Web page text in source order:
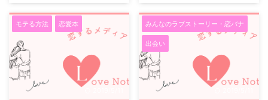
...
います。 ですから、友人カップ
ルなどに対して、 「どれくらい
の頻度でLINEするの？」 「どれ
くらいよく電話するの？」 と聞
いたところで帰ってくる答えはカ
ップルによってそれぞれでしょ
う。 連絡する頻度に関して喧嘩
ズ」で語る仕事とプライベート
超大物カップルといえば 最近世
間を賑わせている超大物カップル
といえば誰もがこの2人を思い浮
かべるのではないだろうか。 言
わずと知れた日本最大手の通販ア
パレルブランド「ZOZOTOWN」
モテる方法 恋愛本 みんなのラブストーリー・恋バナ
出会い